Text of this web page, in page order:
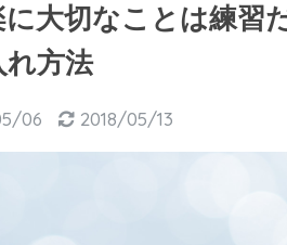
に大切なことは練習
れ方法
06 2018/05/13